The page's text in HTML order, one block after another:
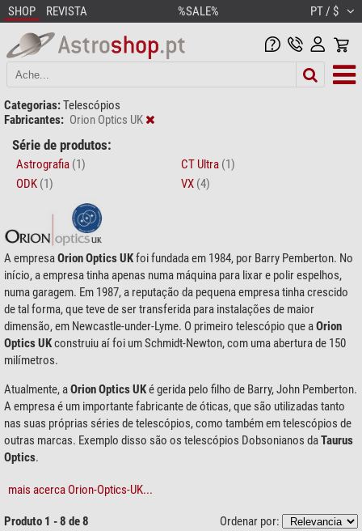
SHOP REVISTA %SALE% PT / $
Categorias:Telescópios
Fabricantes: Orion Optics UK
Série de produtos:
Astrografia (1) CT Ultra (1)
ODK (1) VX (4)
A empresaOrion Optics UKfoi fundada em 1984, por Barry Pemberton. No
início, a empresa tinha apenas numa máquina para lixar e polir espelhos,
numa garagem. Em 1987, a reputação da pequena empresa tinha crescido
de tal forma, que teve de ser transferida para instalações de maior
dimensão, em Newcastle-under-Lyme. O primeiro telescópio que aOrion
Optics UKconstruiu aí foi um Schmidt-Newton, com uma abertura de 150
milímetros.
Atualmente, aOrion Optics UKé gerida pelo filho de Barry, John Pemberton.
A empresa é um importante fabricante de óticas, que são utilizadas tanto
nas suas próprias séries de telescópios, como também em telescópios de
outras marcas. Exemplo disso são os telescópios Dobsonianos daTaurus
Optics.
mais acerca Orion-Optics-UK...
Produto 1 - 8 de 8 Ordenar por: